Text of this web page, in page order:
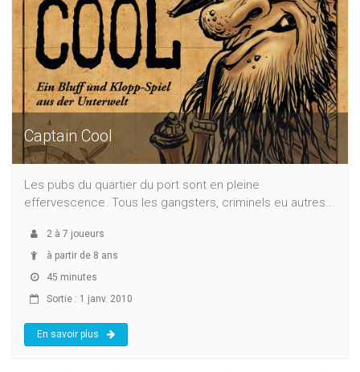
Captain Cool
Les pubs du quartier du port sont en pleine
effervescence. Tous les gangsters, criminels eu autres...
2 à 7 joueurs
à partir de 8 ans
45 minutes
Sortie : 1 janv. 2010
En savoir plus